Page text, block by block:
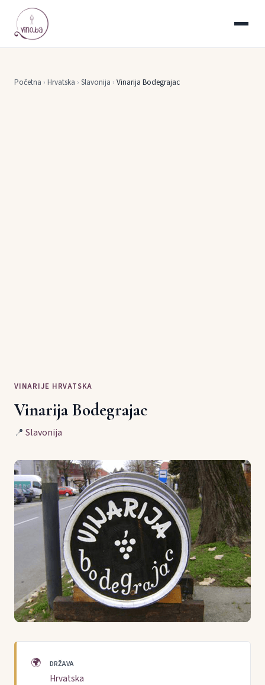
Početna › Hrvatska › Slavonija › Vinarija Bodegrajac
VINARIJE HRVATSKA
Vinarija Bodegrajac
📍 Slavonija
🌍 DRŽAVA
Hrvatska